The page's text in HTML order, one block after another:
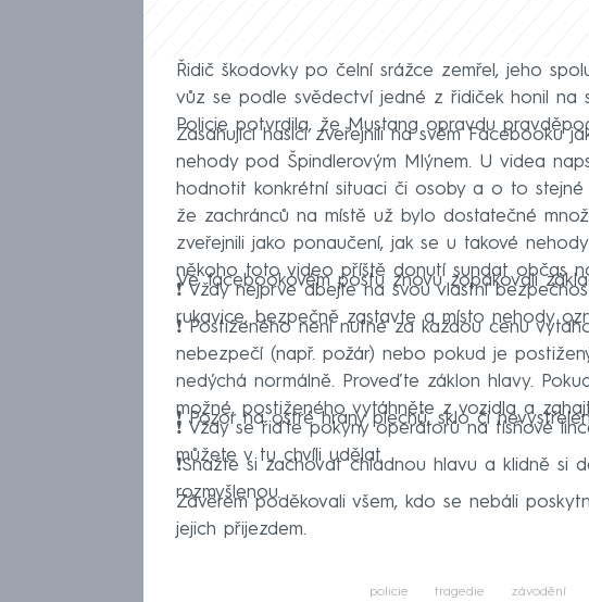
Řidič škodovky po čelní srážce zemřel, jeho
vůz se podle svědectví jedné z řidiček honil na
Policie potvrdila, že Mustang opravdu
Zasahující hasiči zveřejnili na svém Facebooku
nehody pod Špindlerovým Mlýnem. U videa
hodnotit konkrétní situaci či osoby a o to stejné
že zachránců na místě už bylo dostatečné
zveřejnili jako ponaučení, jak se u takové
někoho toto video příště donutí sundat občas
Ve facebookovém postu znovu zopakovali
❗️ Vždy nejprve dbejte na svou vlastní
rukavice, bezpečně zastavte a místo nehody
❗️ Postiženého není nutné za každou cenu
nebezpečí (např. požár) nebo pokud je
nedýchá normálně. Proveďte záklon hlavy.
možné, postiženého vytáhněte z vozidla a
❗️ Pozor na ostré hrany plechů, sklo či
❗️ Vždy se řiďte pokyny operátorů na tísňové
můžete v tu chvíli udělat.
❗️Snažte si zachovat chladnou hlavu a klidně si
rozmyšlenou.
Závěrem poděkovali všem, kdo se nebáli
jejich přijezdem.
policie tragedie závodění